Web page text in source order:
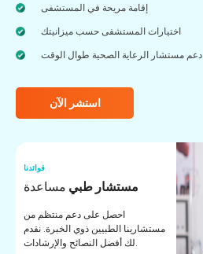
إقامة مريحة في المستشفى
اختيارات المستشفى حسب ميزانيتك
دعم مستشار الرعاية الصحية طوال الوقت
استشر الآن
فوائدنا
مستشار طبي مساعدة
احصل على دعم منتظم من
مستشارينا الطبيين ذوي الخبرة. نقدم
لك أفضل النصائح والإرشادات.